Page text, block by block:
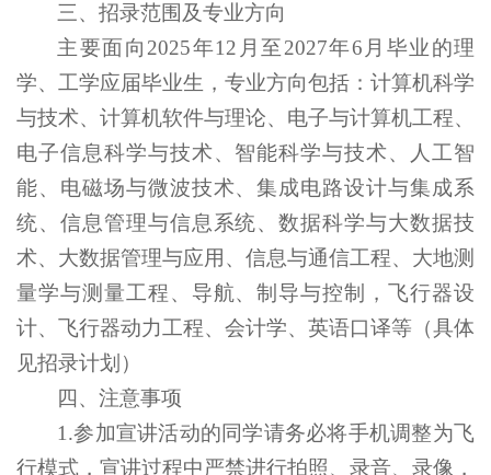
三、招录范围及专业方向
主要面向2025年12月至2027年6月毕业的理
学、工学应届毕业生，专业方向包括：计算机科学
与技术、计算机软件与理论、电子与计算机工程、
电子信息科学与技术、智能科学与技术、人工智
能、电磁场与微波技术、集成电路设计与集成系
统、信息管理与信息系统、数据科学与大数据技
术、大数据管理与应用、信息与通信工程、大地测
量学与测量工程、导航、制导与控制，飞行器设
计、飞行器动力工程、会计学、英语口译等（具体
见招录计划）
四、注意事项
1.参加宣讲活动的同学请务必将手机调整为飞
行模式，宣讲过程中严禁进行拍照、录音、录像，